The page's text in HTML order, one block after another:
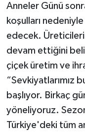
Anneler Günü
koşulları
edecek.
devam ettiğini
çiçek üretim ve
“Sevkiyatlarımız
başlıyor. Birkaç
yöneliyoruz.
Türkiye'deki tüm